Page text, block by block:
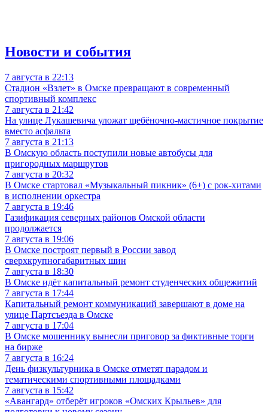
Новости и события
7 августа в 22:13
Стадион «Взлет» в Омске превращают в современный
спортивный комплекс
7 августа в 21:42
На улице Лукашевича уложат щебёночно-мастичное покрытие
вместо асфальта
7 августа в 21:13
В Омскую область поступили новые автобусы для
пригородных маршрутов
7 августа в 20:32
В Омске стартовал «Музыкальный пикник» (6+) с рок-хитами
в исполнении оркестра
7 августа в 19:46
Газификация северных районов Омской области
продолжается
7 августа в 19:06
В Омске построят первый в России завод
сверхкрупногабаритных шин
7 августа в 18:30
В Омске идёт капитальный ремонт студенческих общежитий
7 августа в 17:44
Капитальный ремонт коммуникаций завершают в доме на
улице Партсъезда в Омске
7 августа в 17:04
В Омске мошеннику вынесли приговор за фиктивные торги
на бирже
7 августа в 16:24
День физкультурника в Омске отметят парадом и
тематическими спортивными площадками
7 августа в 15:42
«Авангард» отберёт игроков «Омских Крыльев» для